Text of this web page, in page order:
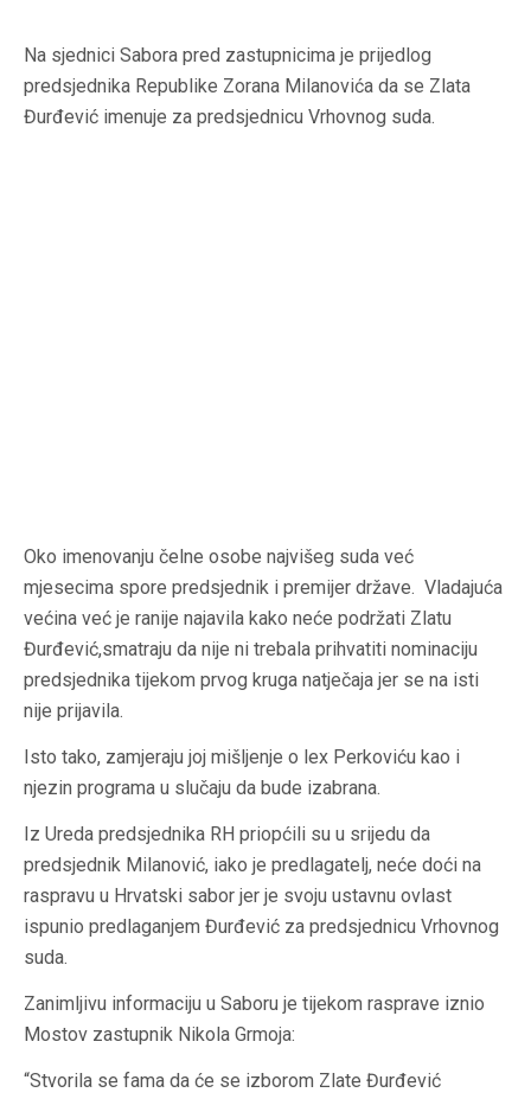
Na sjednici Sabora pred zastupnicima je prijedlog
predsjednika Republike Zorana Milanovića da se Zlata
Đurđević imenuje za predsjednicu Vrhovnog suda.
Oko imenovanju čelne osobe najvišeg suda već
mjesecima spore predsjednik i premijer države. Vladajuća
većina već je ranije najavila kako neće podržati Zlatu
Đurđević,smatraju da nije ni trebala prihvatiti nominaciju
predsjednika tijekom prvog kruga natječaja jer se na isti
nije prijavila.
Isto tako, zamjeraju joj mišljenje o lex Perkoviću kao i
njezin programa u slučaju da bude izabrana.
Iz Ureda predsjednika RH priopćili su u srijedu da
predsjednik Milanović, iako je predlagatelj, neće doći na
raspravu u Hrvatski sabor jer je svoju ustavnu ovlast
ispunio predlaganjem Đurđević za predsjednicu Vrhovnog
suda.
Zanimljivu informaciju u Saboru je tijekom rasprave iznio
Mostov zastupnik Nikola Grmoja:
“Stvorila se fama da će se izborom Zlate Đurđević